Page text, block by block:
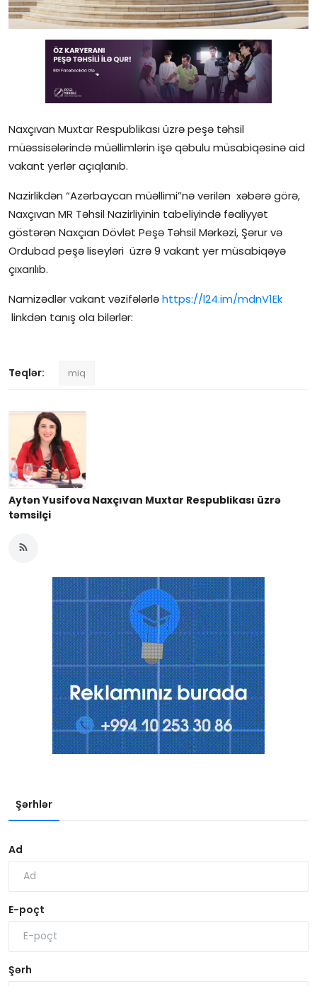
Təhlil
Reportaj
Pedaqogika
Regionlar
Qəzetin PDF arxivi
İctimai şura
Dünya
Naxçıvan Muxtar Respublikası üzrə peşə təhsil
müəssisələrində müəllimlərin işə qəbulu müsabiqəsinə aid
vakant yerlər açıqlanıb.
Nazirlikdən “Azərbaycan müəllimi”nə verilən xəbərə görə,
Naxçıvan MR Təhsil Nazirliyinin tabeliyində fəaliyyət
göstərən Naxçıan Dövlət Peşə Təhsil Mərkəzi, Şərur və
Ordubad peşə liseyləri üzrə 9 vakant yer müsabiqəyə
çıxarılıb.
Namizədlər vakant vəzifələrləhttps://l24.im/mdnV1Ek
linkdən tanış ola bilərlər:
Teqlər: miq
Aytən Yusifova Naxçıvan Muxtar Respublikası üzrə
təmsilçi
Şərhlər
Ad
E-poçt
Şərh